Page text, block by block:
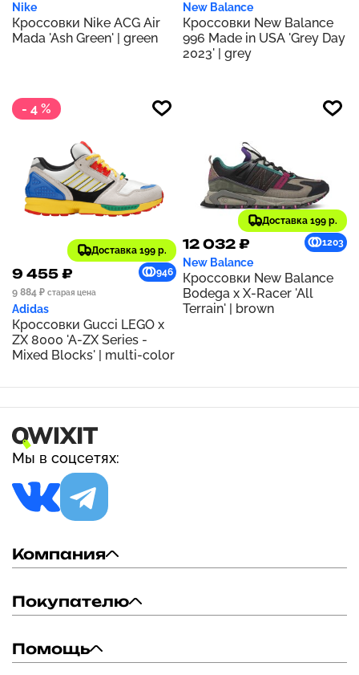
Nike
Кроссовки Nike ACG Air
Mada 'Ash Green' | green
New Balance
Кроссовки New Balance
996 Made in USA 'Grey Day
2023' | grey
- 4 %
Доставка 199 р.
9 455 ₽
946
9 884 ₽ старая цена
Adidas
Кроссовки Gucci LEGO x
ZX 8000 'A-ZX Series -
Mixed Blocks' | multi-color
Доставка 199 р.
12 032 ₽ 1203
New Balance
Кроссовки New Balance
Bodega x X-Racer 'All
Terrain' | brown
Мы в соцсетях:
Компания
Покупателю
Помощь